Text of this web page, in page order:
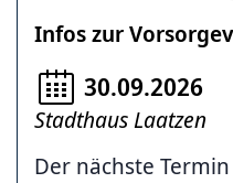
Infos zur
30.09.2026
Stadthaus Laatzen
Der nächste